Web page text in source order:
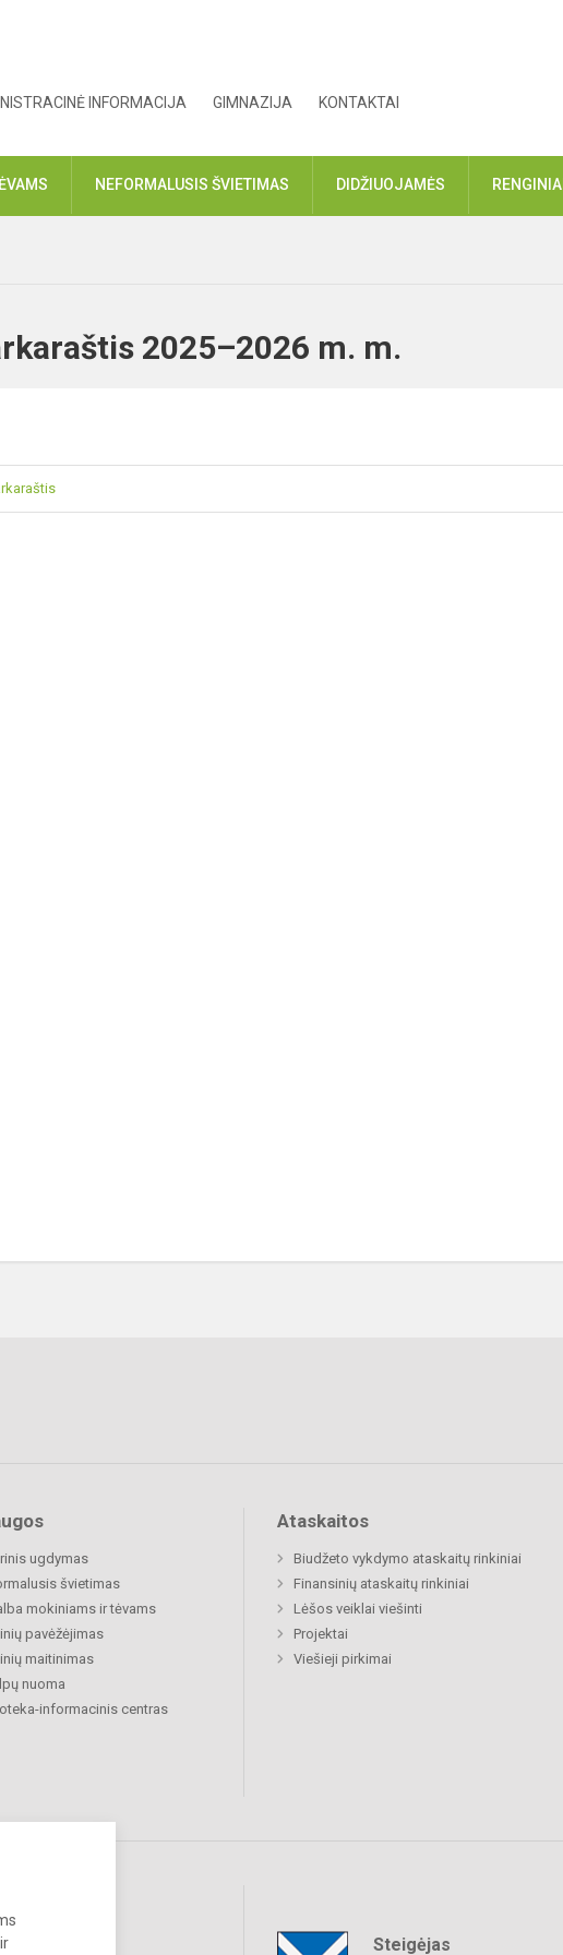
INFORMACIJA GIMNAZIJA KONTAKTAI
NEFORMALUSIS ŠVIETIMAS DIDŽIUOJAMĖS RENGINIAI
2025–2026 m. m.
ugdymas
švietimas
mokiniams ir tėvams
pavėžėjimas
maitinimas
nuoma
informacinis centras
Ataskaitos
Biudžeto vykdymo ataskaitų rinkiniai
Finansinių ataskaitų rinkiniai
Lėšos veiklai viešinti
Projektai
Viešieji pirkimai
Steigėjas